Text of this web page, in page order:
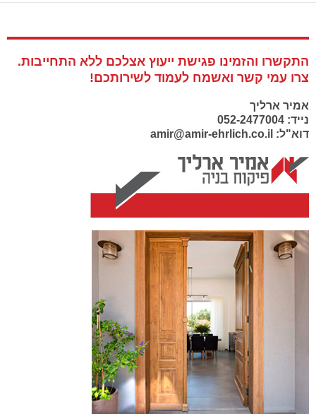
התקשרו והזמינו פגישת ייעוץ אצלכם ללא התחייבות.
צרו עמי קשר ואשמח לעמוד לשירותכם!
אמיר ארליך
נייד: 052-2477004
דוא"ל: amir@amir-ehrlich.co.il